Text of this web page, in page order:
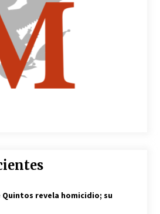
revela homicidio; su